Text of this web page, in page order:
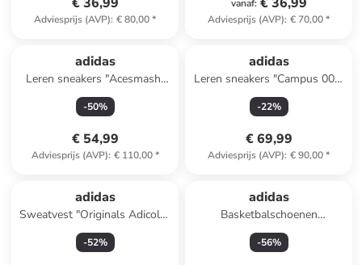
Adviesprijs (AVP): € 80,00*
vanaf:
Adviesprijs (AVP): € 70,00*
adidas
Leren sneakers "Acesmash"
beige
-50%
€ 54,99
Adviesprijs (AVP): € 110,00*
adidas
Leren sneakers "Campus 00s"
grijs
-22%
€ 69,99
Adviesprijs (AVP): € 90,00*
adidas
Sweatvest "Originals Adicolor
Satin" donkerblauw
-52%
adidas
Basketbalschoenen
"Basketball Legends" zwart
-56%